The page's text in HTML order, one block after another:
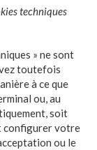
techniques
» ne sont
toutefois
à ce que
ou, au
soit
configurer votre
ou le